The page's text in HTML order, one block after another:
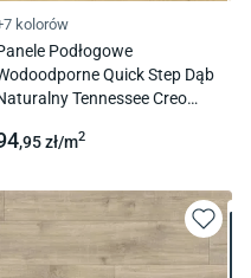
kolorów
Podłogowe
Quick Step Dąb
Tennessee Creo
,95zł/m2